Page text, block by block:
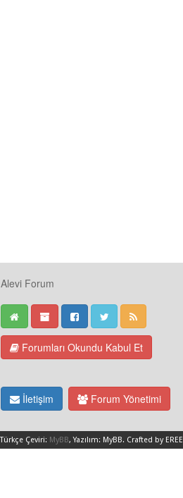
Alevi Forum
Forumları Okundu Kabul Et
İletişim Forum Yönetimi
Türkçe Çeviri: MyBB, Yazılım: MyBB. Crafted by EREE